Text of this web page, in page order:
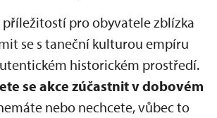
příležitostí pro obyvatele zblízka
se s taneční kulturou empíru
historickém prostředí.
se akce zúčastnit v dobovém
nebo nechcete, vůbec to